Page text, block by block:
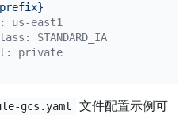
us-east1
STANDARD_IA
private
gcs.yaml
文件配置示例可